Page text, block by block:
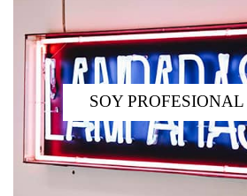
SOY PROFESIONAL